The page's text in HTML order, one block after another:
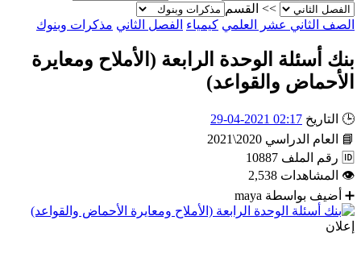
>>
القسم
الصف الثاني عشر العلمي كيمياء الفصل الثاني مذكرات وبنوك
بنك أسئلة الوحدة الرابعة (الأملاح ومعايرة
الأحماض والقواعد)
🕒 التاريخ 02:17 2021-04-29
📘
العام الدراسي 2020\2021
🆔 رقم الملف 10887
👁
المشاهدات 2,538
➕
أضيف بواسطة maya
إعلان